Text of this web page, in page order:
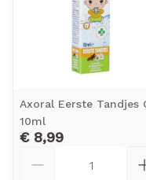
Axoral Eerste Tandjes
10ml
€ 8,99